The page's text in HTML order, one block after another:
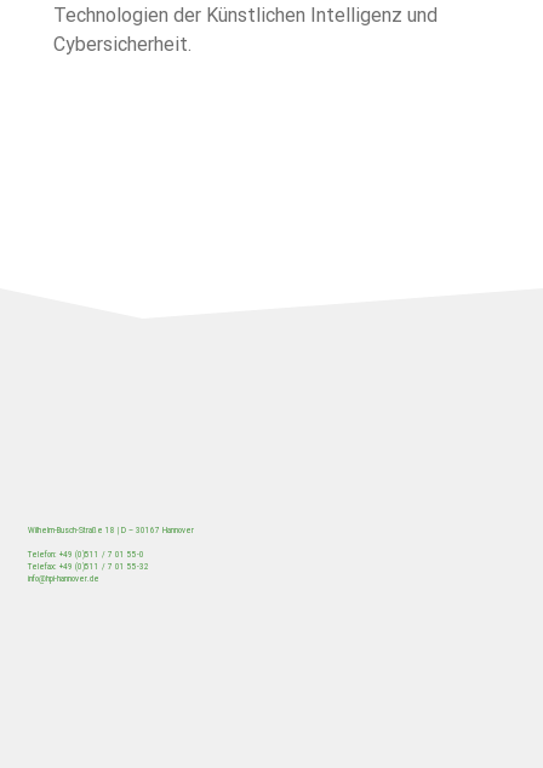
HOME /
Technologien der Künstlichen Intelligenz und
Cybersicherheit.
Wilhelm-Busch-Straße 18 | D – 30167 Hannover
Telefon: +49 (0)511 / 7 01 55-0
Telefax: +49 (0)511 / 7 01 55-32
info@hpi-hannover.de